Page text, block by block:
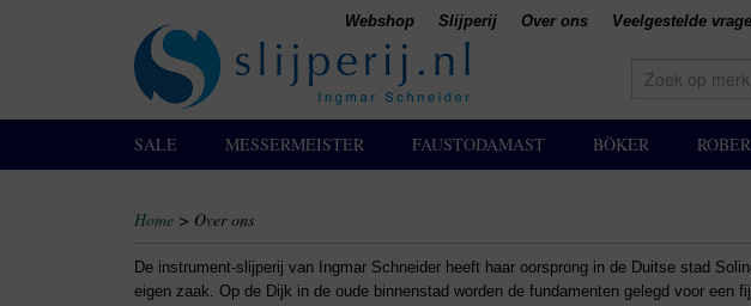
Webshop Slijperij Over ons Veelgestelde
SALE MESSERMEISTER FAUSTODAMAST BÖKER
Home > Over ons
De instrument-slijperij van Ingmar Schneider heeft haar oorsprong in de Duitse stad
eigen zaak. Op de Dijk in de oude binnenstad worden de fundamenten gelegd voor